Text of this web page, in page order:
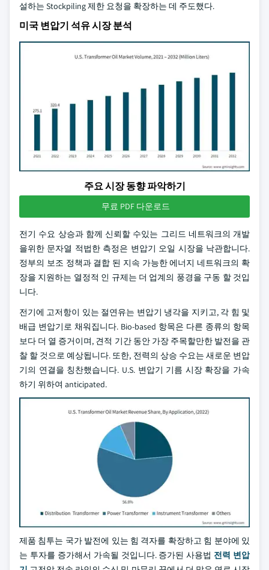
설하는 Stockpiling 제한 요청을 확장하는 데 주도했다.
미국 변압기 석유 시장 분석
주요 시장 동향 파악하기
무료 PDF 다운로드
전기 수요 상승과 함께 신뢰할 수있는 그리드 네트워크의 개발
을위한 문자열 적법한 측정은 변압기 오일 시장을 낙관합니다.
정부의 보조 정책과 결합 된 지속 가능한 에너지 네트워크의 확
장을 지원하는 열정적 인 규제는 더 업계의 풍경을 구동 할 것입
니다.
전기에 고저항이 있는 절연유는 변압기 냉각을 지키고, 각 힘 및
배급 변압기로 채워집니다. Bio-based 항목은 다른 종류의 항목
보다 더 열 증거이며, 견적 기간 동안 가장 주목할만한 발전을 관
찰 할 것으로 예상됩니다. 또한, 전력의 상승 수요는 새로운 변압
기의 연결을 칭찬했습니다. U.S. 변압기 기름 시장 확장을 가속
하기 위하여 anticipated.
제품 침투는 국가 발전에 있는 힘 격자를 확장하고 힘 분야에 있
는 투자를 증가해서 가속될 것입니다. 증가된 사용법 전력 변압